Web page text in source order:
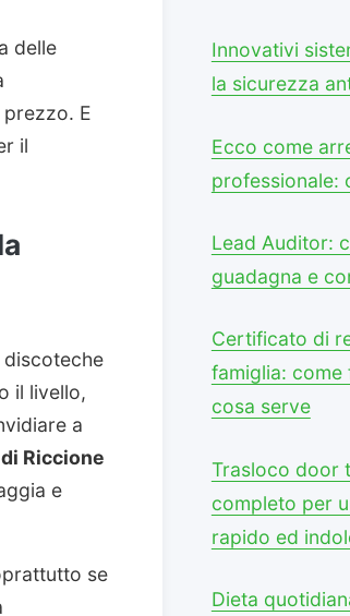
delle
prezzo. E
il
il livello,
a
Riccione
e
se
Innovativi
la sicurezza
Ecco come
professionale:
Lead Auditor:
guadagna e
Certificato di
famiglia: come
cosa serve
Trasloco door
completo per
rapido ed
Dieta